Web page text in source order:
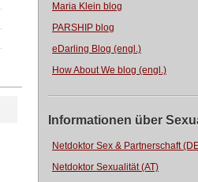
Maria Klein blog
PARSHIP blog
eDarling Blog (engl.)
How About We blog (engl.)
Informationen über
Netdoktor Sex & Partnerschaft
Netdoktor Sexualität (AT)